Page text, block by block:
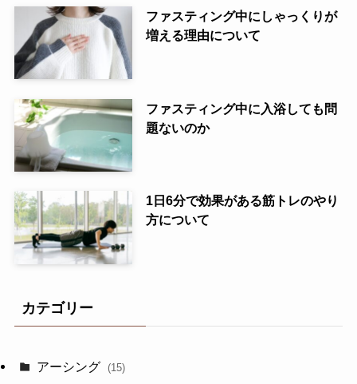
ファスティング中にしゃっくりが
増える理由について
ファスティング中に入浴しても問
題ないのか
1日6分で効果がある筋トレのやり
方について
カテゴリー
アーシング (15)